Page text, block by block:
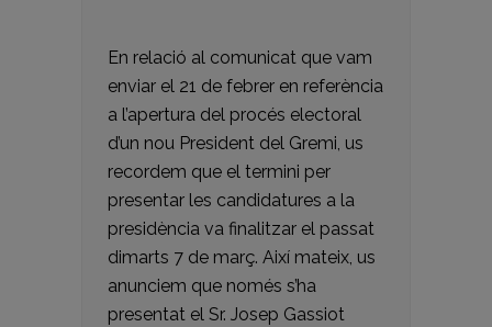
En relació al comunicat que vam
enviar el 21 de febrer en referència
a l’apertura del procés electoral
d’un nou President del Gremi, us
recordem que el termini per
presentar les candidatures a la
presidència va finalitzar el passat
dimarts 7 de març. Així mateix, us
anunciem que només s’ha
presentat el Sr. Josep Gassiot